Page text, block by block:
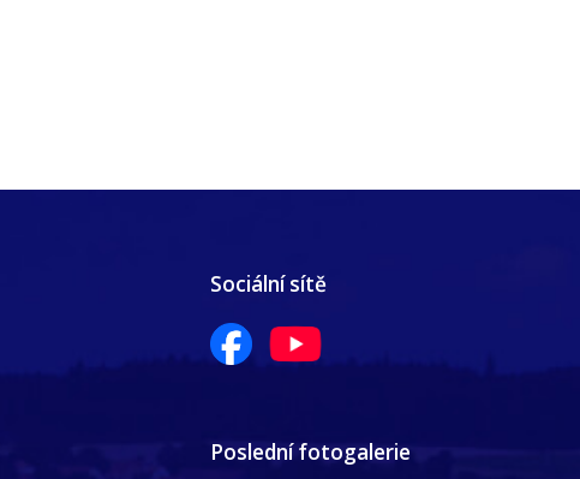
Sociální sítě
Poslední fotogalerie